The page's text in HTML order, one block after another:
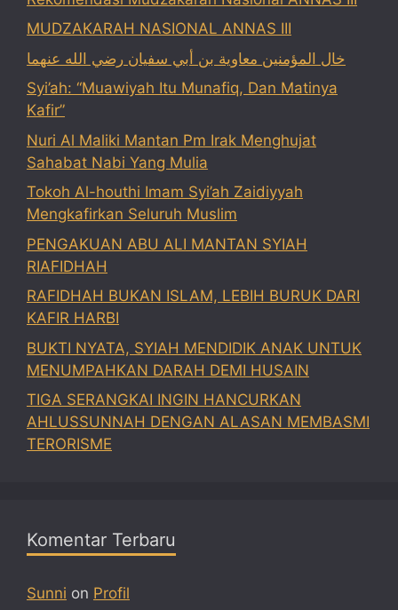
MUDZAKARAH NASIONAL ANNAS III
خال المؤمنين معاوية بن أبي سفيان رضي الله عنهما
Syi’ah: “Muawiyah Itu Munafiq, Dan Matinya
Kafir”
Nuri Al Maliki Mantan Pm Irak Menghujat
Sahabat Nabi Yang Mulia
Tokoh Al-houthi Imam Syi’ah Zaidiyyah
Mengkafirkan Seluruh Muslim
PENGAKUAN ABU ALI MANTAN SYIAH
RIAFIDHAH
RAFIDHAH BUKAN ISLAM, LEBIH BURUK DARI
KAFIR HARBI
BUKTI NYATA, SYIAH MENDIDIK ANAK UNTUK
MENUMPAHKAN DARAH DEMI HUSAIN
TIGA SERANGKAI INGIN HANCURKAN
AHLUSSUNNAH DENGAN ALASAN MEMBASMI
TERORISME
Komentar Terbaru
Sunni on Profil